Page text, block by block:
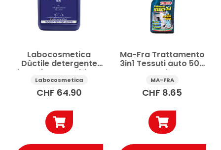
Labocosmetica
Dùctile detergente
interni auto multiuso
4.5 l
Labocosmetica
CHF 64.90
Ma-Fra Trattamento
3in1 Tessuti auto 500
ml
MA-FRA
CHF 8.65